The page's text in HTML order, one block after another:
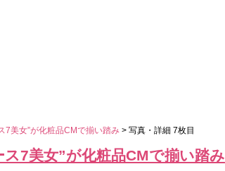
7美女”が化粧品CMで揃い踏み > 写真・詳細 7枚目
7美女”が化粧品CMで揃い踏み